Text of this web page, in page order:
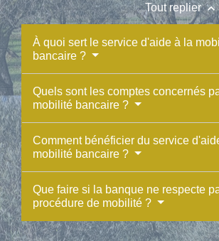
Tout replierkeyboard_arrow_up
À quoi sert le service d'aide à la
bancaire ?
Quels sont les comptes concernés
mobilité bancaire ?
Comment bénéficier du service
mobilité bancaire ?
Que faire si la banque ne respecte
procédure de mobilité ?